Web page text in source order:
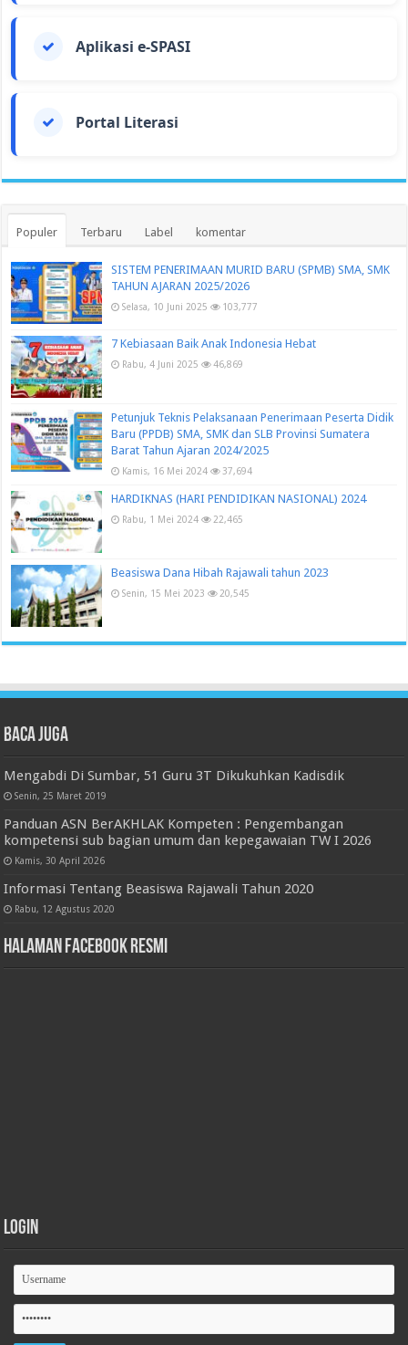
Aplikasi e-SPASI
Portal Literasi
Populer Terbaru Label komentar
SISTEM PENERIMAAN MURID BARU (SPMB) SMA, SMK
TAHUN AJARAN 2025/2026
Selasa, 10 Juni 2025 103,777
7 Kebiasaan Baik Anak Indonesia Hebat
Rabu, 4 Juni 2025 46,869
Petunjuk Teknis Pelaksanaan Penerimaan Peserta Didik
Baru (PPDB) SMA, SMK dan SLB Provinsi Sumatera
Barat Tahun Ajaran 2024/2025
Kamis, 16 Mei 2024 37,694
HARDIKNAS (HARI PENDIDIKAN NASIONAL) 2024
Rabu, 1 Mei 2024 22,465
Beasiswa Dana Hibah Rajawali tahun 2023
Senin, 15 Mei 2023 20,545
Baca juga
Mengabdi Di Sumbar, 51 Guru 3T Dikukuhkan Kadisdik
Senin, 25 Maret 2019
Panduan ASN BerAKHLAK Kompeten : Pengembangan
kompetensi sub bagian umum dan kepegawaian TW I 2026
Kamis, 30 April 2026
Informasi Tentang Beasiswa Rajawali Tahun 2020
Rabu, 12 Agustus 2020
Halaman Facebook Resmi
Login